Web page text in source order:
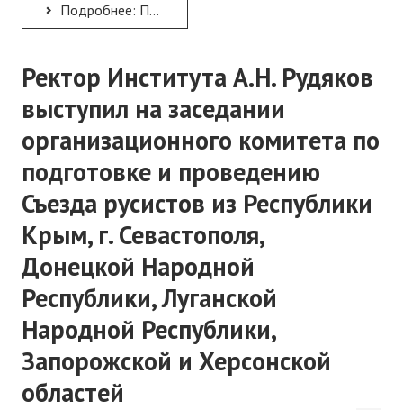
Подробнее: Подведены итоги IV Марафона по налоговой грамотности «Наши налоги – достойное будущее страны!»
Ректор Института А.Н. Рудяков
выступил на заседании
организационного комитета по
подготовке и проведению
Съезда русистов из Республики
Крым, г. Севастополя,
Донецкой Народной
Республики, Луганской
Народной Республики,
Запорожской и Херсонской
областей